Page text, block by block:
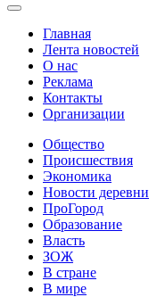
Главная
Лента новостей
О нас
Реклама
Контакты
Организации
Общество
Происшествия
Экономика
Новости деревни
ПроГород
Образование
Власть
ЗОЖ
В стране
В мире